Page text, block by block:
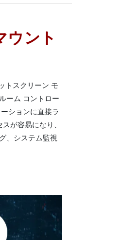
ウント
トスクリーン モ
ーム コントロー
ションに直接ラ
が容易になり、
、システム監視